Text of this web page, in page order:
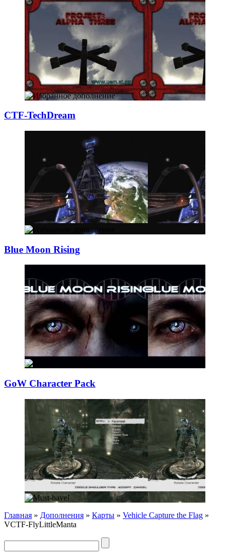
CTF-TechDream
Blue Moon Rising
GoW Character Pa­ck
Главная » Дополнения » Карты » Vehicle Capture the Flag »
VCTF-FlyLittleManta